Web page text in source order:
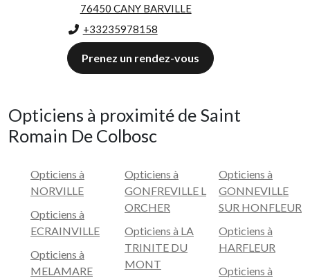
76450 CANY BARVILLE
+33235978158
Prenez un rendez-vous
Opticiens à proximité de Saint
Romain De Colbosc
Opticiens à
NORVILLE
Opticiens à
ECRAINVILLE
Opticiens à
MELAMARE
Opticiens à
GONFREVILLE L
ORCHER
Opticiens à LA
TRINITE DU
MONT
Opticiens à
GONNEVILLE
SUR HONFLEUR
Opticiens à
HARFLEUR
Opticiens à